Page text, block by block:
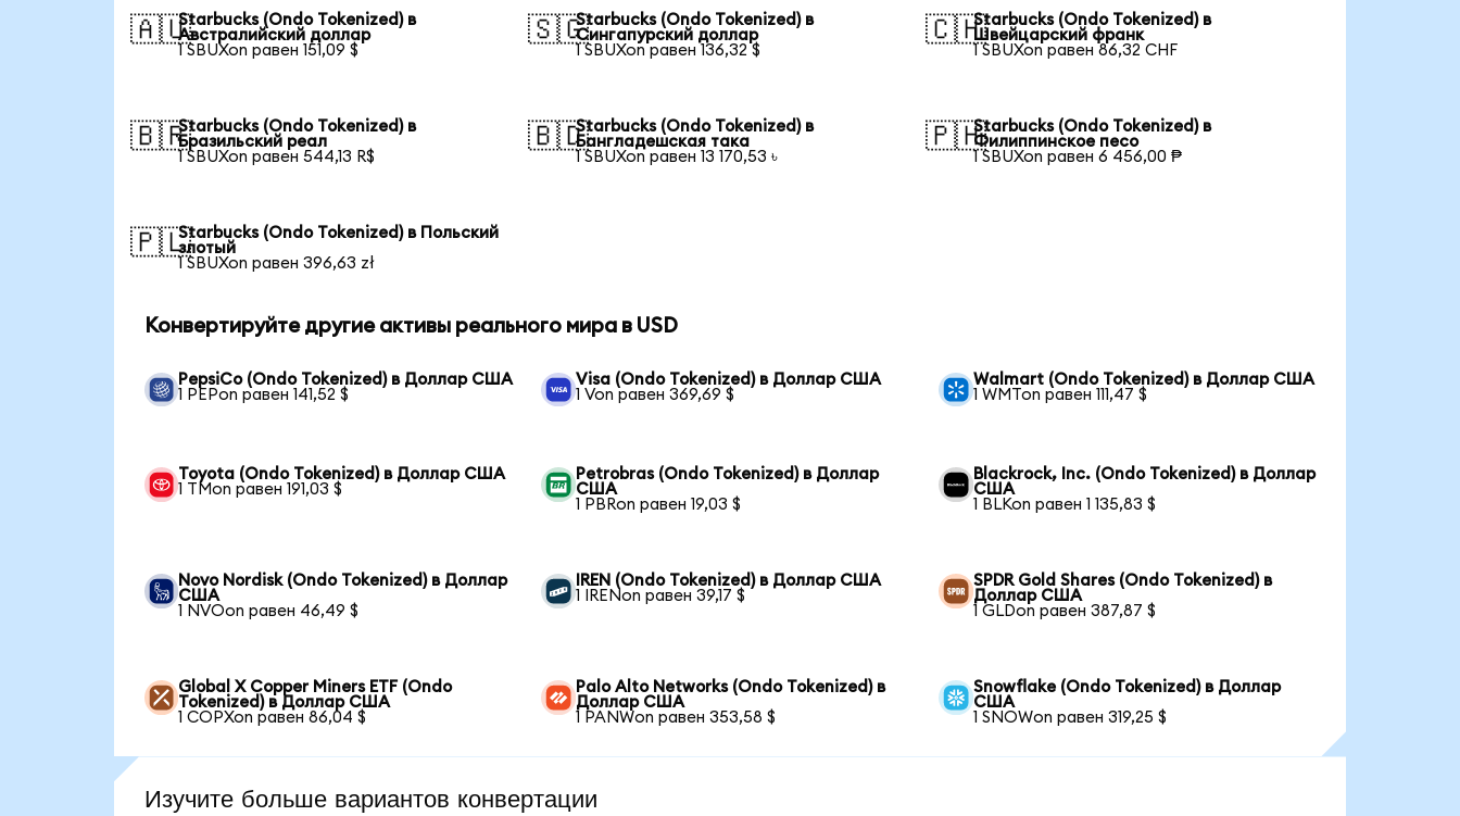
🇦🇺Starbucks (Ondo Tokenized) в
Австралийский доллар
1 SBUXon равен 151,09 $
🇸🇬Starbucks (Ondo Tokenized) в
Сингапурский доллар
1 SBUXon равен 136,32 $
🇨🇭Starbucks (Ondo Tokenized) в
Швейцарский франк
1 SBUXon равен 86,32 CHF
🇧🇷Starbucks (Ondo Tokenized) в
Бразильский реал
1 SBUXon равен 544,13 R$
🇧🇩Starbucks (Ondo Tokenized) в
Бангладешская така
1 SBUXon равен 13 170,53 ৳
🇵🇭Starbucks (Ondo Tokenized) в
Филиппинское песо
1 SBUXon равен 6 456,00 ₱
🇵🇱Starbucks (Ondo Tokenized) в Польский
злотый
1 SBUXon равен 396,63 zł
Конвертируйте другие активы реального мира в USD
PepsiCo (Ondo Tokenized) в Доллар США
1 PEPon равен 141,52 $
Visa (Ondo Tokenized) в Доллар США
1 Von равен 369,69 $
Walmart (Ondo Tokenized) в Доллар США
1 WMTon равен 111,47 $
Toyota (Ondo Tokenized) в Доллар США
1 TMon равен 191,03 $
Petrobras (Ondo Tokenized) в Доллар
США
1 PBRon равен 19,03 $
Blackrock, Inc. (Ondo Tokenized) в Доллар
США
1 BLKon равен 1 135,83 $
Novo Nordisk (Ondo Tokenized) в Доллар
США
1 NVOon равен 46,49 $
IREN (Ondo Tokenized) в Доллар США
1 IRENon равен 39,17 $
SPDR Gold Shares (Ondo Tokenized) в
Доллар США
1 GLDon равен 387,87 $
Global X Copper Miners ETF (Ondo
Tokenized) в Доллар США
1 COPXon равен 86,04 $
Palo Alto Networks (Ondo Tokenized) в
Доллар США
1 PANWon равен 353,58 $
Snowflake (Ondo Tokenized) в Доллар
США
1 SNOWon равен 319,25 $
Изучите больше вариантов конвертации